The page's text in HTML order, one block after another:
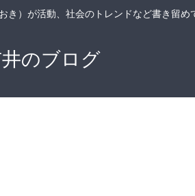
き）が活動、社会のトレンドなど書き留め
のブログ